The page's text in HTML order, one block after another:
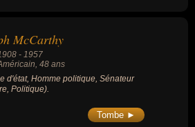
McCarthy
- 1957
, 48 ans
d'état, Homme politique, Sénateur
Politique).
Tombe ►